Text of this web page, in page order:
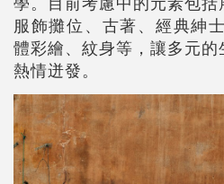
服飾攤位、古著、經典紳
體彩繪、紋身等，讓多元
熱情迸發。